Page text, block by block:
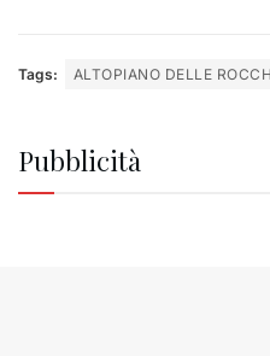
Tags: ALTOPIANO DELLE
Pubblicità